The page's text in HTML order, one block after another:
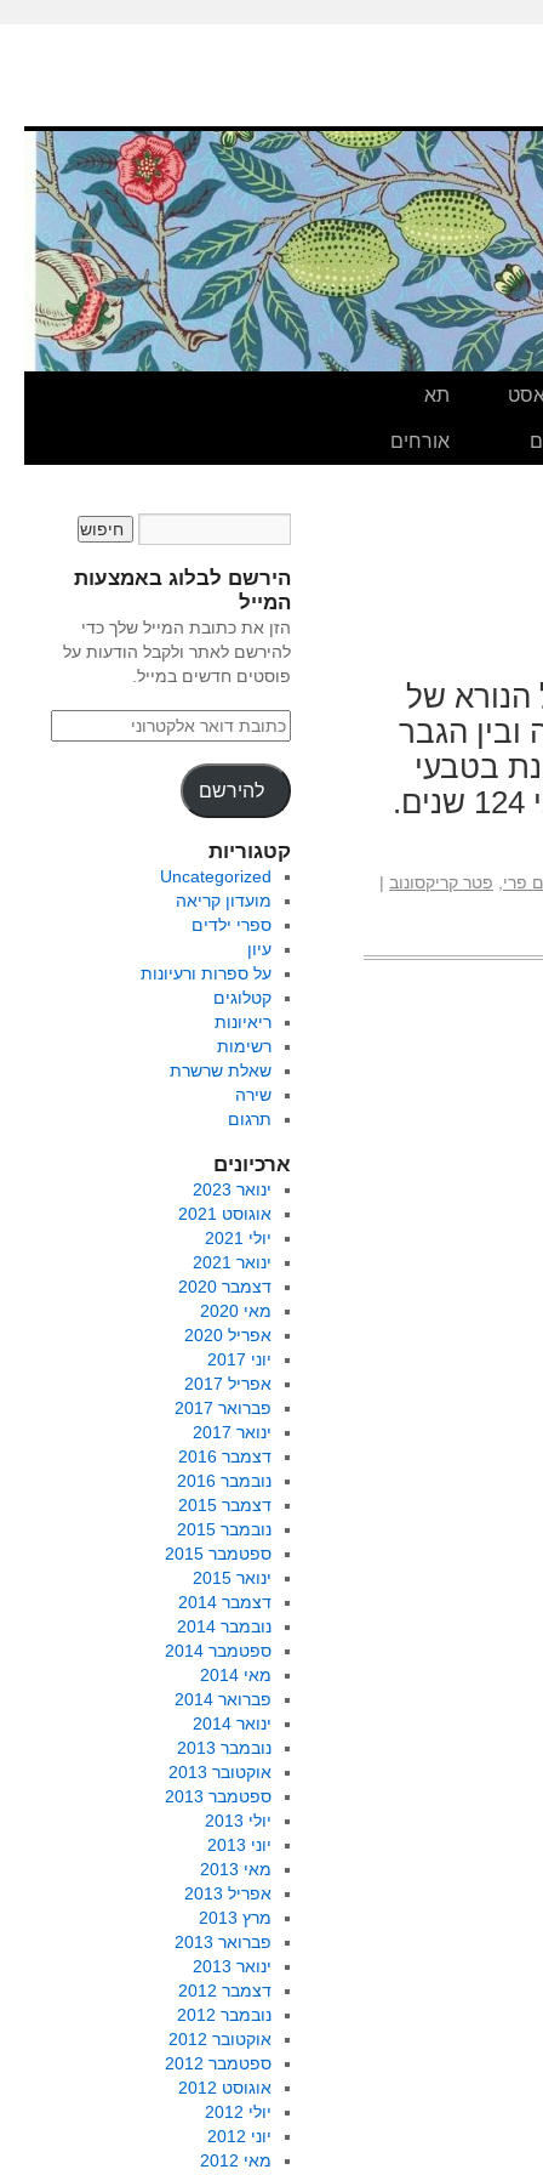
תא
אורחים
של
ובין הגבר
בטבעי
ובפשוט. סונטת קרויצר, הוא סיפור שנכתב לפני 124 שנים.
פרי פטר קריקסונוב |
הירשם לבלוג באמצעות
המייל
הזן את כתובת המייל שלך כדי
להירשם לאתר ולקבל הודעות על
פוסטים חדשים במייל.
להירשם
קטגוריות
Uncategorized
מועדון קריאה
ספרי ילדים
עיון
על ספרות ורעיונות
קטלוגים
ריאיונות
רשימות
שאלת שרשרת
שירה
תרגום
ארכיונים
ינואר 2023
אוגוסט 2021
יולי 2021
ינואר 2021
דצמבר 2020
מאי 2020
אפריל 2020
יוני 2017
אפריל 2017
פברואר 2017
ינואר 2017
דצמבר 2016
נובמבר 2016
דצמבר 2015
נובמבר 2015
ספטמבר 2015
ינואר 2015
דצמבר 2014
נובמבר 2014
ספטמבר 2014
מאי 2014
פברואר 2014
ינואר 2014
נובמבר 2013
אוקטובר 2013
ספטמבר 2013
יולי 2013
יוני 2013
מאי 2013
אפריל 2013
מרץ 2013
פברואר 2013
ינואר 2013
דצמבר 2012
נובמבר 2012
אוקטובר 2012
ספטמבר 2012
אוגוסט 2012
יולי 2012
יוני 2012
מאי 2012